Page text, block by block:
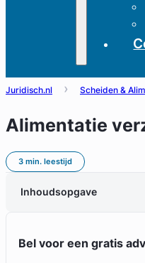
Juridisch.nl Scheiden &
Alimentatie
3 min. leestijd
Inhoudsopgave
Bel voor een gratis